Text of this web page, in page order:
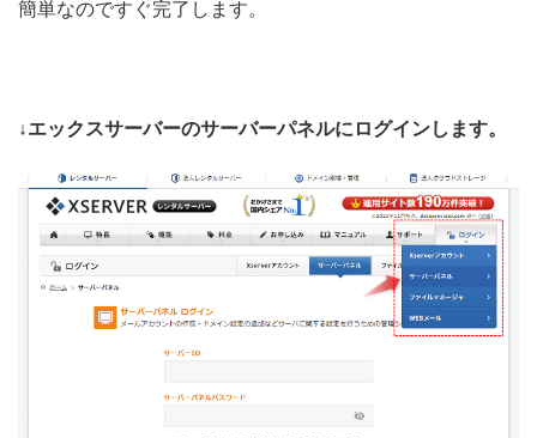
簡単なのですぐ完了します。
↓エックスサーバーのサーバーパネルにログインします。